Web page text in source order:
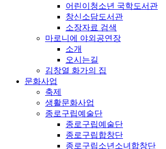
어린이청소년 국학도서관
창신소담도서관
소장자료 검색
마로니에 야외공연장
소개
오시는길
김창열 화가의 집
문화사업
축제
생활문화사업
종로구립예술단
종로구립예술단
종로구립합창단
종로구립소년소녀합창단